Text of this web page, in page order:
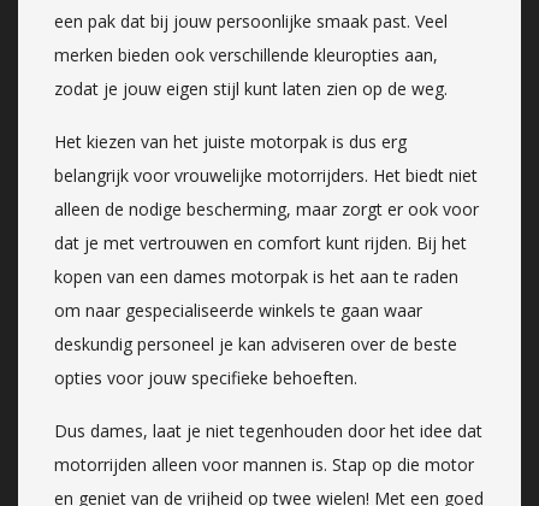
een pak dat bij jouw persoonlijke smaak past. Veel
merken bieden ook verschillende kleuropties aan,
zodat je jouw eigen stijl kunt laten zien op de weg.
Het kiezen van het juiste motorpak is dus erg
belangrijk voor vrouwelijke motorrijders. Het biedt niet
alleen de nodige bescherming, maar zorgt er ook voor
dat je met vertrouwen en comfort kunt rijden. Bij het
kopen van een dames motorpak is het aan te raden
om naar gespecialiseerde winkels te gaan waar
deskundig personeel je kan adviseren over de beste
opties voor jouw specifieke behoeften.
Dus dames, laat je niet tegenhouden door het idee dat
motorrijden alleen voor mannen is. Stap op die motor
en geniet van de vrijheid op twee wielen! Met een goed